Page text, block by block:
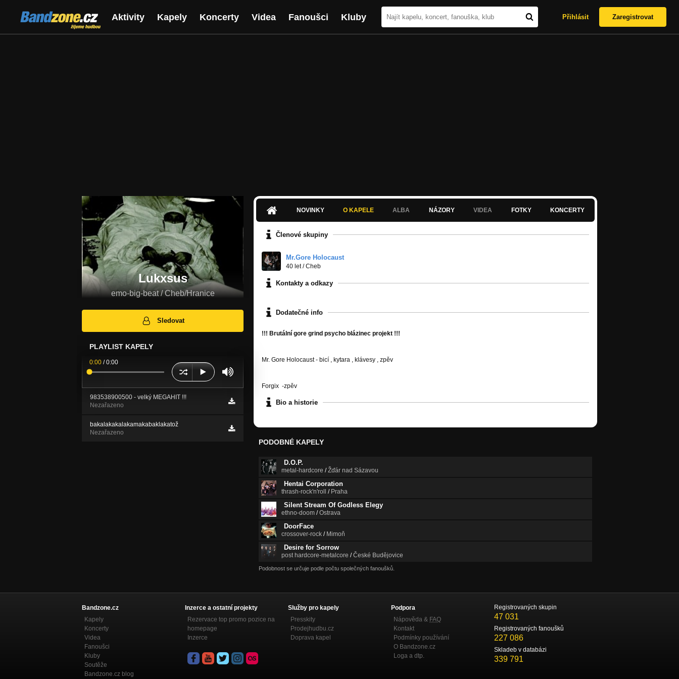
Bandzone.cz
žijeme hudbou
Aktivity Kapely Koncerty Videa Fanoušci Kluby Přihlásit Zaregistrovat
Lukxsus
emo-big-beat / Cheb/Hranice
Sledovat
PLAYLIST KAPELY
0:00 /0:00
983538900500 - velký MEGAHIT !!!
Nezařazeno
bakalakakalakamakabaklakatož
Nezařazeno
NOVINKY O KAPELE ALBA NÁZORY VIDEA FOTKY KONCERTY
Členové skupiny
Mr.Gore Holocaust
40 let/Cheb
Kontakty a odkazy
Dodatečné info
!!! Brutální gore grind psycho blázinec projekt !!!
Mr. Gore Holocaust - bicí , kytara , klávesy , zpěv
Forgix -zpěv
Bio a historie
PODOBNÉ KAPELY
D.O.P.
metal-hardcore /Žďár nad Sázavou
Hentai Corporation
thrash-rock'n'roll / Praha
Silent Stream Of Godless Elegy
ethno-doom /Ostrava
DoorFace
crossover-rock / Mimoň
Desire for Sorrow
post hardcore-metalcore /České Budějovice
Podobnost se určuje podle počtu společných fanoušků.
Bandzone.cz
Kapely
Koncerty
Videa
Fanoušci
Kluby
Soutěže
Bandzone.cz blog
Inzerce a ostatní projekty
Rezervace top promo pozice na
homepage
Inzerce
Služby pro kapely
Presskity
Prodejhudbu.cz
Doprava kapel
Podpora
Nápověda & FAQ
Kontakt
Podmínky používání
O Bandzone.cz
Loga a dtp.
Registrovaných skupin
47 031
Registrovaných fanoušků
227 086
Skladeb v databázi
339 791